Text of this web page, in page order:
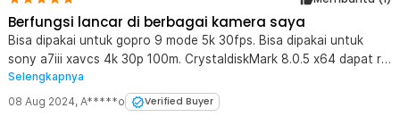
yakni air, suhu, X-ray, magnet, benturan, dan aus akibat pemakaian.
Pengalaman penggunaan juga makin ditingkatkan berkat garansi
resmi hingga 10 tahun lamanya.
Pantau Kinerja Memori
Samsung EVO Plus MicroSD telah dibekali akses ke software
Samsung Magician. Dengan Samsung Magician Anda bisa
memeriksa kesehatan kartu, keaslian, hingga memantau
Berfungsi lancar di berbagai kamera saya
Bisa dipakai untuk gopro 9 mode 5k 30fps. Bisa dipakai untuk
sony a7iii xavcs 4k 30p 100m. CrystaldiskMark 8.0.5 x64 dapat r
93.14 / w 82.48 Dilampirkan kartu garansi di email. Semoga awet.
Selengkapnya
08 Aug 2024, A*****o Verified Buyer